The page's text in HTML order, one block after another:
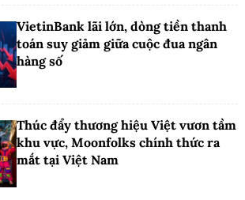
VietinBank lãi lớn, dòng tiền thanh
toán suy giảm giữa cuộc đua ngân
hàng số
Thúc đẩy thương hiệu Việt vươn tầm
khu vực, Moonfolks chính thức ra
mắt tại Việt Nam